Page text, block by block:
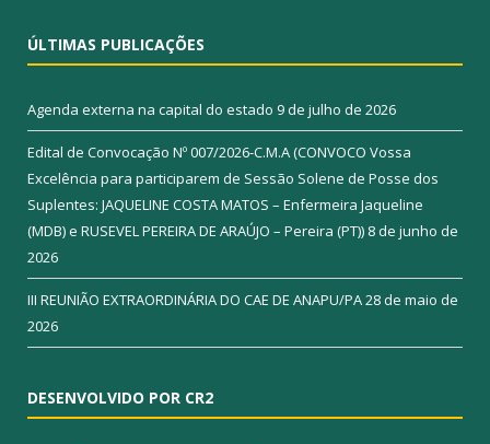
ÚLTIMAS PUBLICAÇÕES
Agenda externa na capital do estado 9 de julho de 2026
Edital de Convocação Nº 007/2026-C.M.A (CONVOCO Vossa
Excelência para participarem de Sessão Solene de Posse dos
Suplentes: JAQUELINE COSTA MATOS – Enfermeira Jaqueline
(MDB) e RUSEVEL PEREIRA DE ARAÚJO – Pereira (PT)) 8 de junho de
2026
III REUNIÃO EXTRAORDINÁRIA DO CAE DE ANAPU/PA28 de maio de
2026
DESENVOLVIDO POR CR2